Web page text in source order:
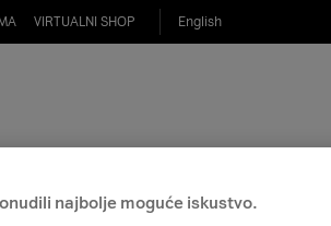
VIRTUALNI SHOP English
za vaučer?
najbolje moguće iskustvo.